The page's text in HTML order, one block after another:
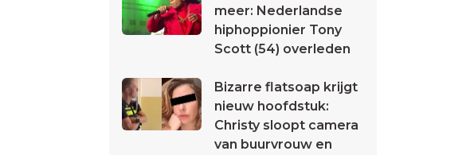
meer: Nederlandse
hiphoppionier Tony
Scott (54) overleden
Bizarre flatsoap krijgt
nieuw hoofdstuk:
Christy sloopt camera
van buurvrouw en